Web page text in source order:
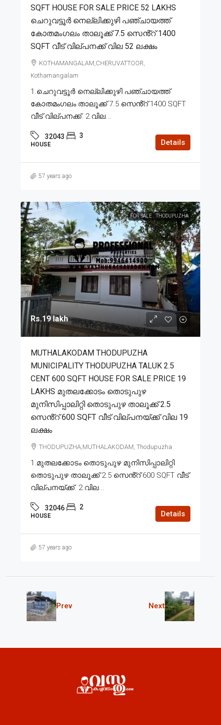
SQFT HOUSE FOR SALE PRICE 52 LAKHS
ചെറുവട്ടൂർ നെല്ലിക്കുഴി പഞ്ചായത്ത്
കോതമംഗലം താലൂക്ക് 7.5 സെൻ്റ് 1400
SQFT വീട് വില്പനക്ക് വില 52 ലക്ഷം
KOTHAMANGALAM,CHERUVATTOOR,
Kothamangalam
1.ചെറുവട്ടൂർ നെല്ലിക്കുഴി പഞ്ചായത്ത്
കോതമംഗലം താലൂക്ക് 7.5 സെൻ്റ് 1400 SQFT
വീട് വില്പനക്ക്. 2.വില...
32043 3
HOUSE Details
57 years ago
FOR SALE THODUPUZHA
Rs.19 lakh
MUTHALAKODAM THODUPUZHA
MUNICIPALITY THODUPUZHA TALUK 2.5
CENT 600 SQFT HOUSE FOR SALE PRICE 19
LAKHS മുതലക്കോടം തൊടുപുഴ
മുനിസിപ്പാലിറ്റി തൊടുപുഴ താലൂക്ക് 2.5
സെൻ്റ് 600 SQFT വീട് വില്പനയ്ക്ക് വില 19
ലക്ഷം
THODUPUZHA,MUTHALAKODAM, Thodupuzha
1.മുതലക്കോടം തൊടുപുഴ മുനിസിപ്പാലിറ്റി
തൊടുപുഴ താലൂക്ക് 2.5 സെൻ്റ് 600 SQFT വീട്
വില്പനയ്ക്ക്. 2.വില...
32046 2
HOUSE Details
57 years ago
Prev Next